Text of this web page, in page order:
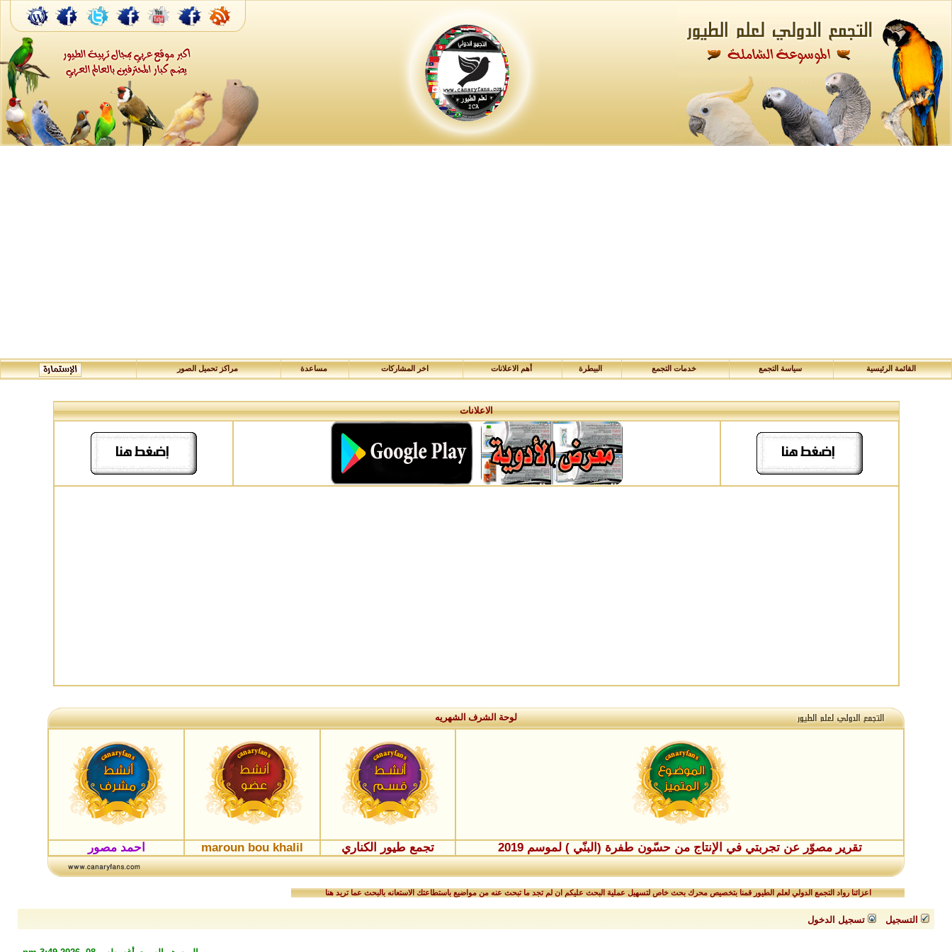
القائمة الرئيسية سياسة التجمع خدمات التجمع البيطرة أهم الاعلانات اخر المشاركات مساعدة مراكز تحميل الصور
الاعلانات
لوحة الشرف الشهريه
تقرير مصوّر عن تجربتي في الإنتاج من حسّون طفرة (البنّي ) لموسم 2019 تجمع طيور الكناري maroun bou khalil احمد مصور
اعزائنا رواد التجمع الدولي لعلم الطيور قمنا بتخصيص محرك بحث خاص لتسهيل عملية البحث عليكم ان لم تجد ما تبحث عنه من مواضيع باستطاعتك الاستعانه بالبحث عما تريد هنا
التسجيل تسجيل الدخول